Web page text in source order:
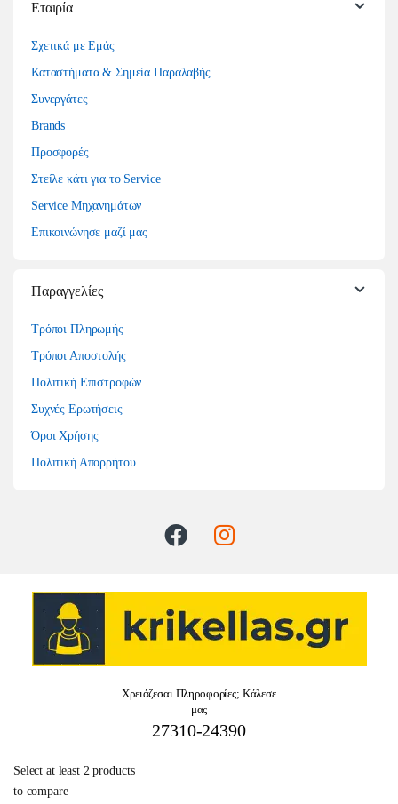
Εταιρία
Σχετικά με Εμάς
Καταστήματα & Σημεία Παραλαβής
Συνεργάτες
Brands
Προσφορές
Στείλε κάτι για το Service
Service Μηχανημάτων
Επικοινώνησε μαζί μας
Παραγγελίες
Τρόποι Πληρωμής
Τρόποι Αποστολής
Πολιτική Επιστροφών
Συχνές Ερωτήσεις
Όροι Χρήσης
Πολιτική Απορρήτου
Χρειάζεσαι Πληροφορίες; Κάλεσε
μας
27310-24390
Select at least 2 products
to compare